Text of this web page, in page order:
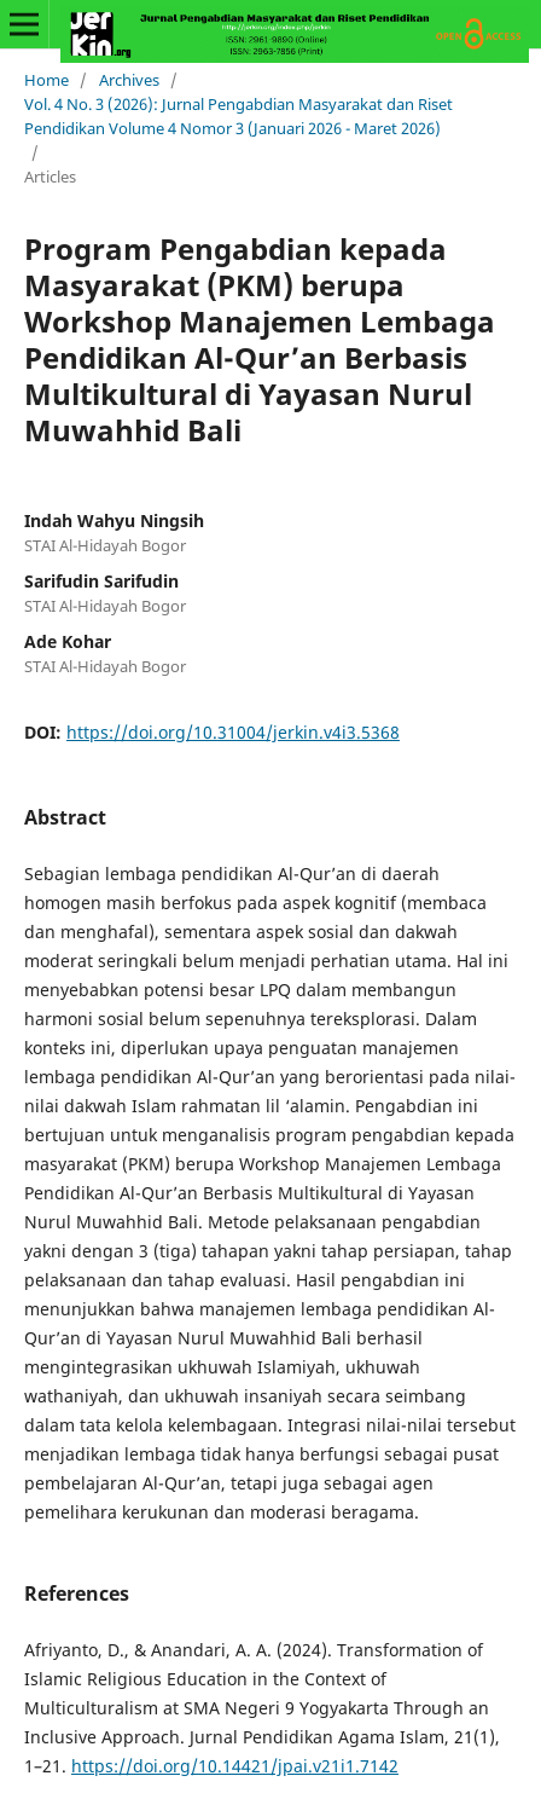
Home / Archives /
Vol. 4 No. 3 (2026): Jurnal Pengabdian Masyarakat dan Riset
Pendidikan Volume 4 Nomor 3 (Januari 2026 - Maret 2026)
/
Articles
Program Pengabdian kepada
Masyarakat (PKM) berupa
Workshop Manajemen Lembaga
Pendidikan Al-Qur’an Berbasis
Multikultural di Yayasan Nurul
Muwahhid Bali
Indah Wahyu Ningsih
STAI Al-Hidayah Bogor
Sarifudin Sarifudin
STAI Al-Hidayah Bogor
Ade Kohar
STAI Al-Hidayah Bogor
DOI: https://doi.org/10.31004/jerkin.v4i3.5368
Abstract
Sebagian lembaga pendidikan Al-Qur’an di daerah
homogen masih berfokus pada aspek kognitif (membaca
dan menghafal), sementara aspek sosial dan dakwah
moderat seringkali belum menjadi perhatian utama. Hal ini
menyebabkan potensi besar LPQ dalam membangun
harmoni sosial belum sepenuhnya tereksplorasi. Dalam
konteks ini, diperlukan upaya penguatan manajemen
lembaga pendidikan Al-Qur’an yang berorientasi pada nilai-
nilai dakwah Islam rahmatan lil ‘alamin. Pengabdian ini
bertujuan untuk menganalisis program pengabdian kepada
masyarakat (PKM) berupa Workshop Manajemen Lembaga
Pendidikan Al-Qur’an Berbasis Multikultural di Yayasan
Nurul Muwahhid Bali. Metode pelaksanaan pengabdian
yakni dengan 3 (tiga) tahapan yakni tahap persiapan, tahap
pelaksanaan dan tahap evaluasi. Hasil pengabdian ini
menunjukkan bahwa manajemen lembaga pendidikan Al-
Qur’an di Yayasan Nurul Muwahhid Bali berhasil
mengintegrasikan ukhuwah Islamiyah, ukhuwah
wathaniyah, dan ukhuwah insaniyah secara seimbang
dalam tata kelola kelembagaan. Integrasi nilai-nilai tersebut
menjadikan lembaga tidak hanya berfungsi sebagai pusat
pembelajaran Al-Qur’an, tetapi juga sebagai agen
pemelihara kerukunan dan moderasi beragama.
References
Afriyanto, D., & Anandari, A. A. (2024). Transformation of
Islamic Religious Education in the Context of
Multiculturalism at SMA Negeri 9 Yogyakarta Through an
Inclusive Approach. Jurnal Pendidikan Agama Islam, 21(1),
1–21. https://doi.org/10.14421/jpai.v21i1.7142